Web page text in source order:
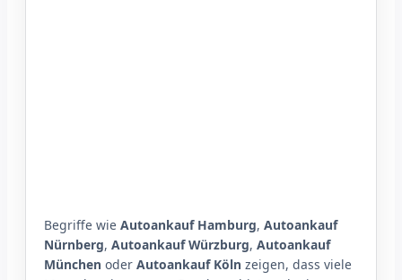
Begriffe wie Autoankauf Hamburg, Autoankauf
Nürnberg, Autoankauf Würzburg, Autoankauf
München oder Autoankauf Köln zeigen, dass viele